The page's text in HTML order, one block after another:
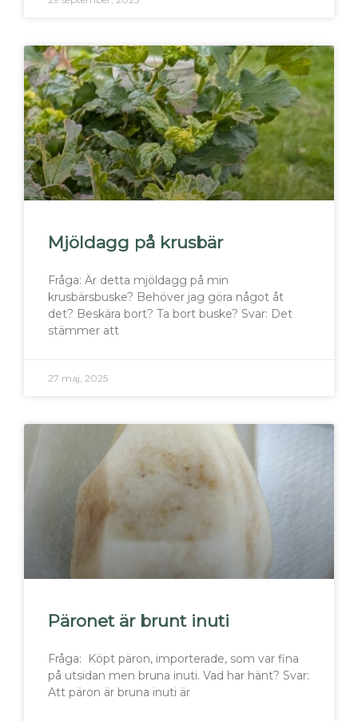
Mjöldagg på krusbär
Fråga: Är detta mjöldagg på min
krusbärsbuske? Behöver jag göra något åt
det? Beskära bort? Ta bort buske? Svar: Det
stämmer att
27 maj, 2025
Päronet är brunt inuti
Fråga: Köpt päron, importerade, som var fina
på utsidan men bruna inuti. Vad har hänt? Svar:
Att päron är bruna inuti är